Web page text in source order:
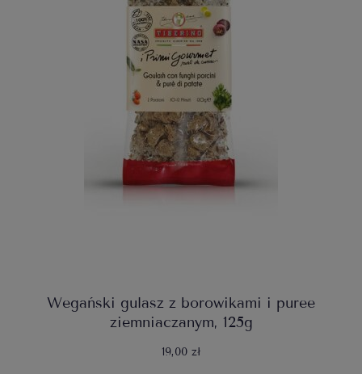
Wegański gulasz z borowikami i puree
ziemniaczanym, 125g
19,00 zł